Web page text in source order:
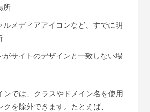
所
ルメディアアイコンなど、すでに明
がサイトのデザインと一致しない場
ンでは、クラスやドメイン名を使用
クを除外できます。たとえば、